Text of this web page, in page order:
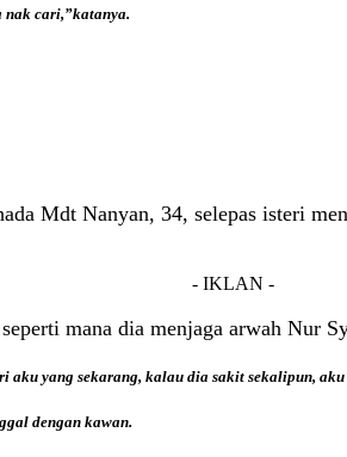
nak cari,”katanya.
Mdt Nanyan, 34, selepas isteri
- IKLAN -
mana dia menjaga arwah Nur
yang sekarang, kalau dia sakit sekalipun,
dengan kawan.